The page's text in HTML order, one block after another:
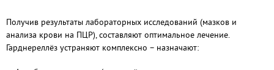
Получив результаты лабораторных исследований (мазков и
анализа крови на ПЦР), составляют оптимальное лечение.
Гарднереллёз устраняют комплексно – назначают: